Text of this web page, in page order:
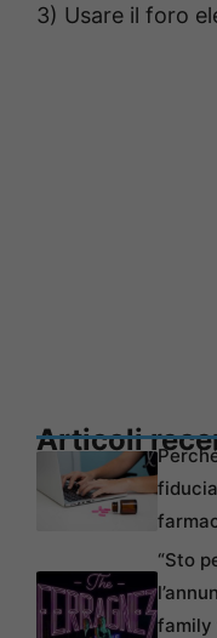
3) Usare il foro
Articoli
“Sto
family